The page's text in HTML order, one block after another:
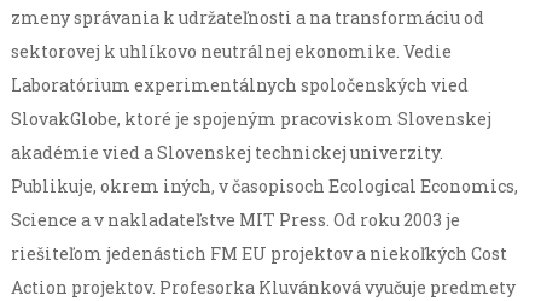
zmeny správania k udržateľnosti a na transformáciu od
sektorovej k uhlíkovo neutrálnej ekonomike. Vedie
Laboratórium experimentálnych spoločenských vied
SlovakGlobe, ktoré je spojeným pracoviskom Slovenskej
akadémie vied a Slovenskej technickej univerzity.
Publikuje, okrem iných, v časopisoch Ecological Economics,
Science a v nakladateľstve MIT Press. Od roku 2003 je
riešiteľom jedenástich FM EU projektov a niekoľkých Cost
Action projektov. Profesorka Kluvánková vyučuje predmety